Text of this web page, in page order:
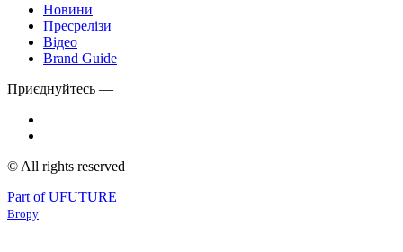
Новини
Пресрелізи
Відео
Brand Guide
Приєднуйтесь —
© All rights reserved
Part of UFUTURE
Вгору